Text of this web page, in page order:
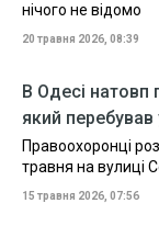
нічого не відомо
20 травня 2026, 08:39
В Одесі
який
Правоохоронці
травня на вулиці
15 травня 2026, 07:56